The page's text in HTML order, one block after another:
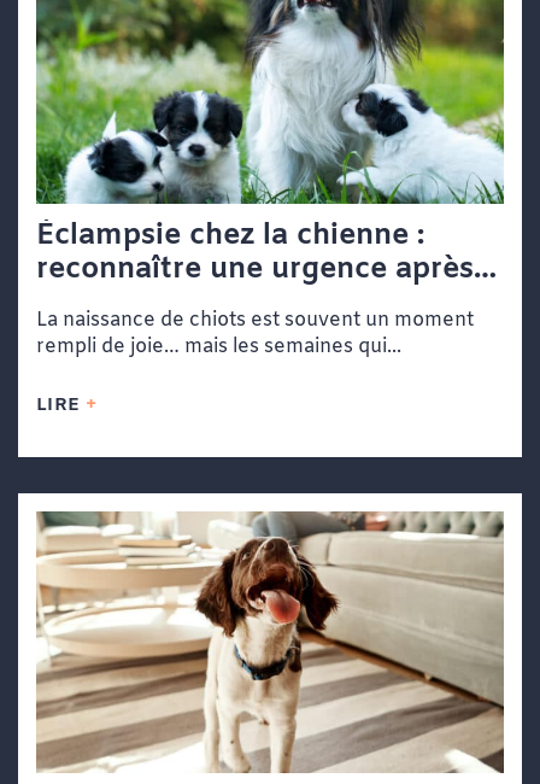
Éclampsie chez la chienne :
reconnaître une urgence après
la mise bas
La naissance de chiots est souvent un moment
rempli de joie… mais les semaines qui...
LIRE